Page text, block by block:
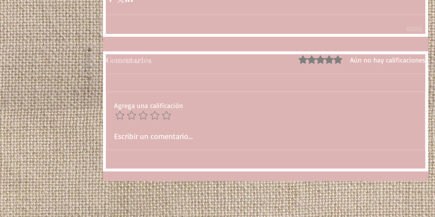
Comentarios Obtuvo 0 de 5 estrellas.Aún no hay calificaciones
Agrega una calificación
Escribir un comentario...